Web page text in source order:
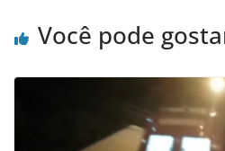
Você pode